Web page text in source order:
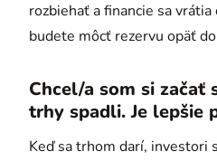
rozbiehať a financie sa
budete môcť rezervu opäť
Chcel/a som si začať
trhy spadli. Je lepšie
Keď sa trhom darí, investori